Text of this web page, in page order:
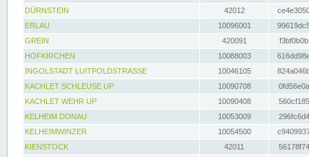
DÜRNSTEIN
42012
ERLAU
10096001
GREIN
420091
HOFKIRCHEN
10088003
INGOLSTADT LUITPOLDSTRASSE
10046105
KACHLET SCHLEUSE UP
10090708
KACHLET WEHR UP
10090408
KELHEIM DONAU
10053009
KELHEIMWINZER
10054500
KIENSTOCK
42011